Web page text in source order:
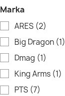
Marka
ARES (2)
Big Dragon (1)
Dmag (1)
King Arms (1)
PTS (7)